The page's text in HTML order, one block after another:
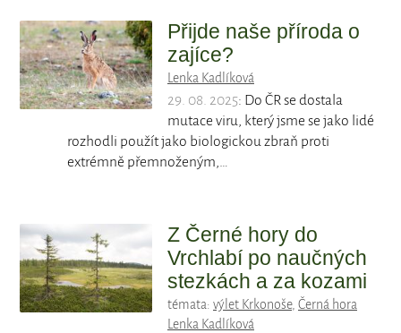
Přijde naše příroda o
zajíce?
Lenka Kadlíková
29. 08. 2025: Do ČR se dostala
mutace viru, který jsme se jako lidé
rozhodli použít jako biologickou zbraň proti
extrémně přemnoženým,…
Z Černé hory do
Vrchlabí po naučných
stezkách a za kozami
témata: výlet Krkonoše, Černá hora
Lenka Kadlíková